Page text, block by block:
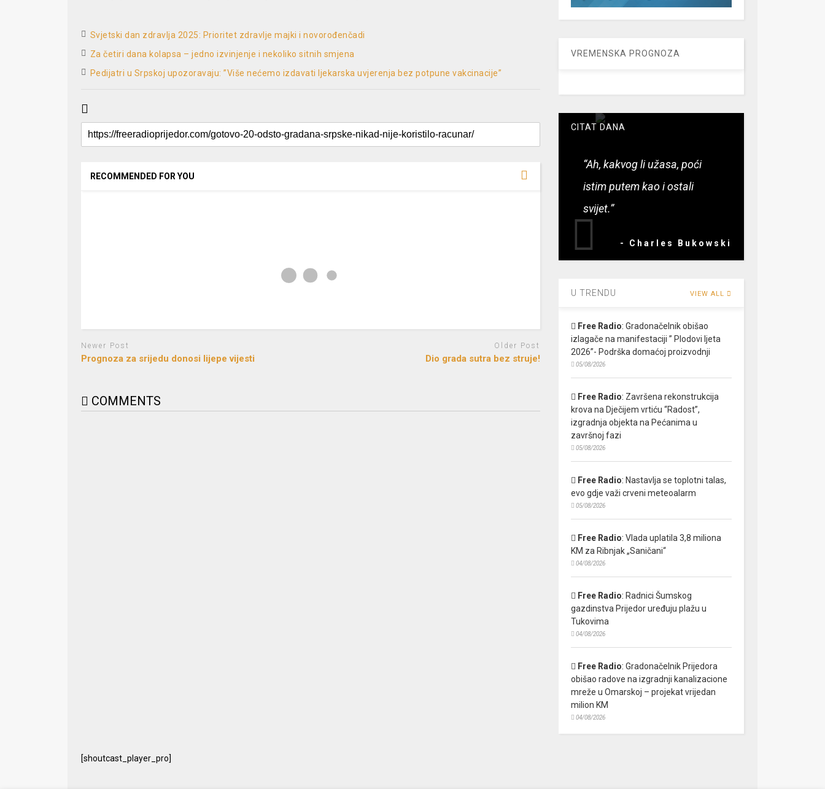
Svjetski dan zdravlja 2025: Prioritet zdravlje majki i novorođenčadi
Za četiri dana kolapsa – jedno izvinjenje i nekoliko sitnih smjena
Pedijatri u Srpskoj upozoravaju: ”Više nećemo izdavati ljekarska uvjerenja bez potpune vakcinacije”
RECOMMENDED FOR YOU
Newer Post
Prognoza za srijedu donosi lijepe vijesti
Older Post
Dio grada sutra bez struje!
COMMENTS
VREMENSKA PROGNOZA
CITAT DANA
“Ah, kakvog li užasa, poći
istim putem kao i ostali
svijet.”
- Charles Bukowski
U TRENDU VIEW ALL
Free Radio: Gradonačelnik obišao
izlagače na manifestaciji ” Plodovi ljeta
2026”- Podrška domaćoj proizvodnji
05/08/2026
Free Radio: Završena rekonstrukcija
krova na Dječijem vrtiću “Radost”,
izgradnja objekta na Pećanima u
završnoj fazi
05/08/2026
Free Radio: Nastavlja se toplotni talas,
evo gdje važi crveni meteoalarm
05/08/2026
Free Radio: Vlada uplatila 3,8 miliona
KM za Ribnjak „Saničani“
04/08/2026
Free Radio: Radnici Šumskog
gazdinstva Prijedor uređuju plažu u
Tukovima
04/08/2026
Free Radio: Gradonačelnik Prijedora
obišao radove na izgradnji kanalizacione
mreže u Omarskoj – projekat vrijedan
milion KM
04/08/2026
[shoutcast_player_pro]